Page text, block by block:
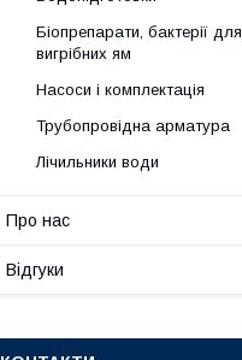
Біопрепарати, бактерії для
вигрібних ям
Насоси і комплектація
Трубопровідна арматура
Лічильники води
Про нас
Відгуки